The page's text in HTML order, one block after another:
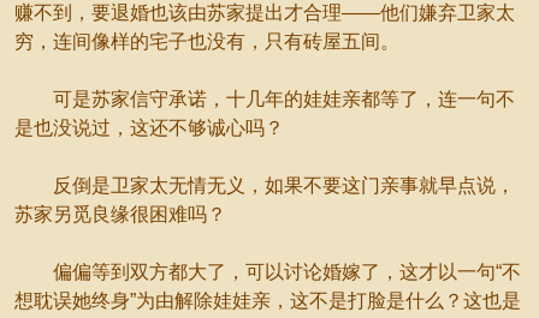
赚不到，要退婚也该由苏家提出才合理——他们嫌弃卫家太
穷，连间像样的宅子也没有，只有砖屋五间。
可是苏家信守承诺，十几年的娃娃亲都等了，连一句不
是也没说过，这还不够诚心吗？
反倒是卫家太无情无义，如果不要这门亲事就早点说，
苏家另觅良缘很困难吗？
偏偏等到双方都大了，可以讨论婚嫁了，这才以一句“不
想耽误她终身”为由解除娃娃亲，这不是打脸是什么？这也是